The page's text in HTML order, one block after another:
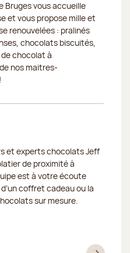
Bruges vous accueille
et vous propose mille et
renouvelées : pralinés
chocolats biscuités,
chocolat à
nos maitres-
et experts chocolats Jeff
de proximité à
est à votre écoute
coffret cadeau ou la
sur mesure.